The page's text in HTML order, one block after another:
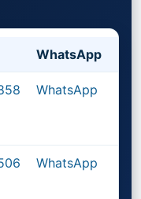
WhatsApp
WhatsApp
WhatsApp